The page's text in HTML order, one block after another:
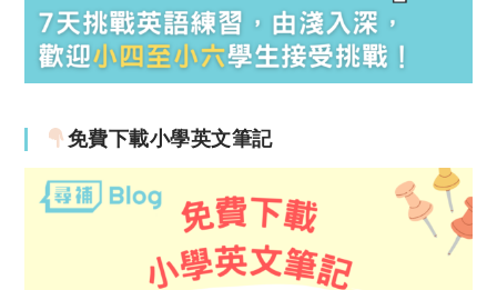
免費下載小學英文筆記